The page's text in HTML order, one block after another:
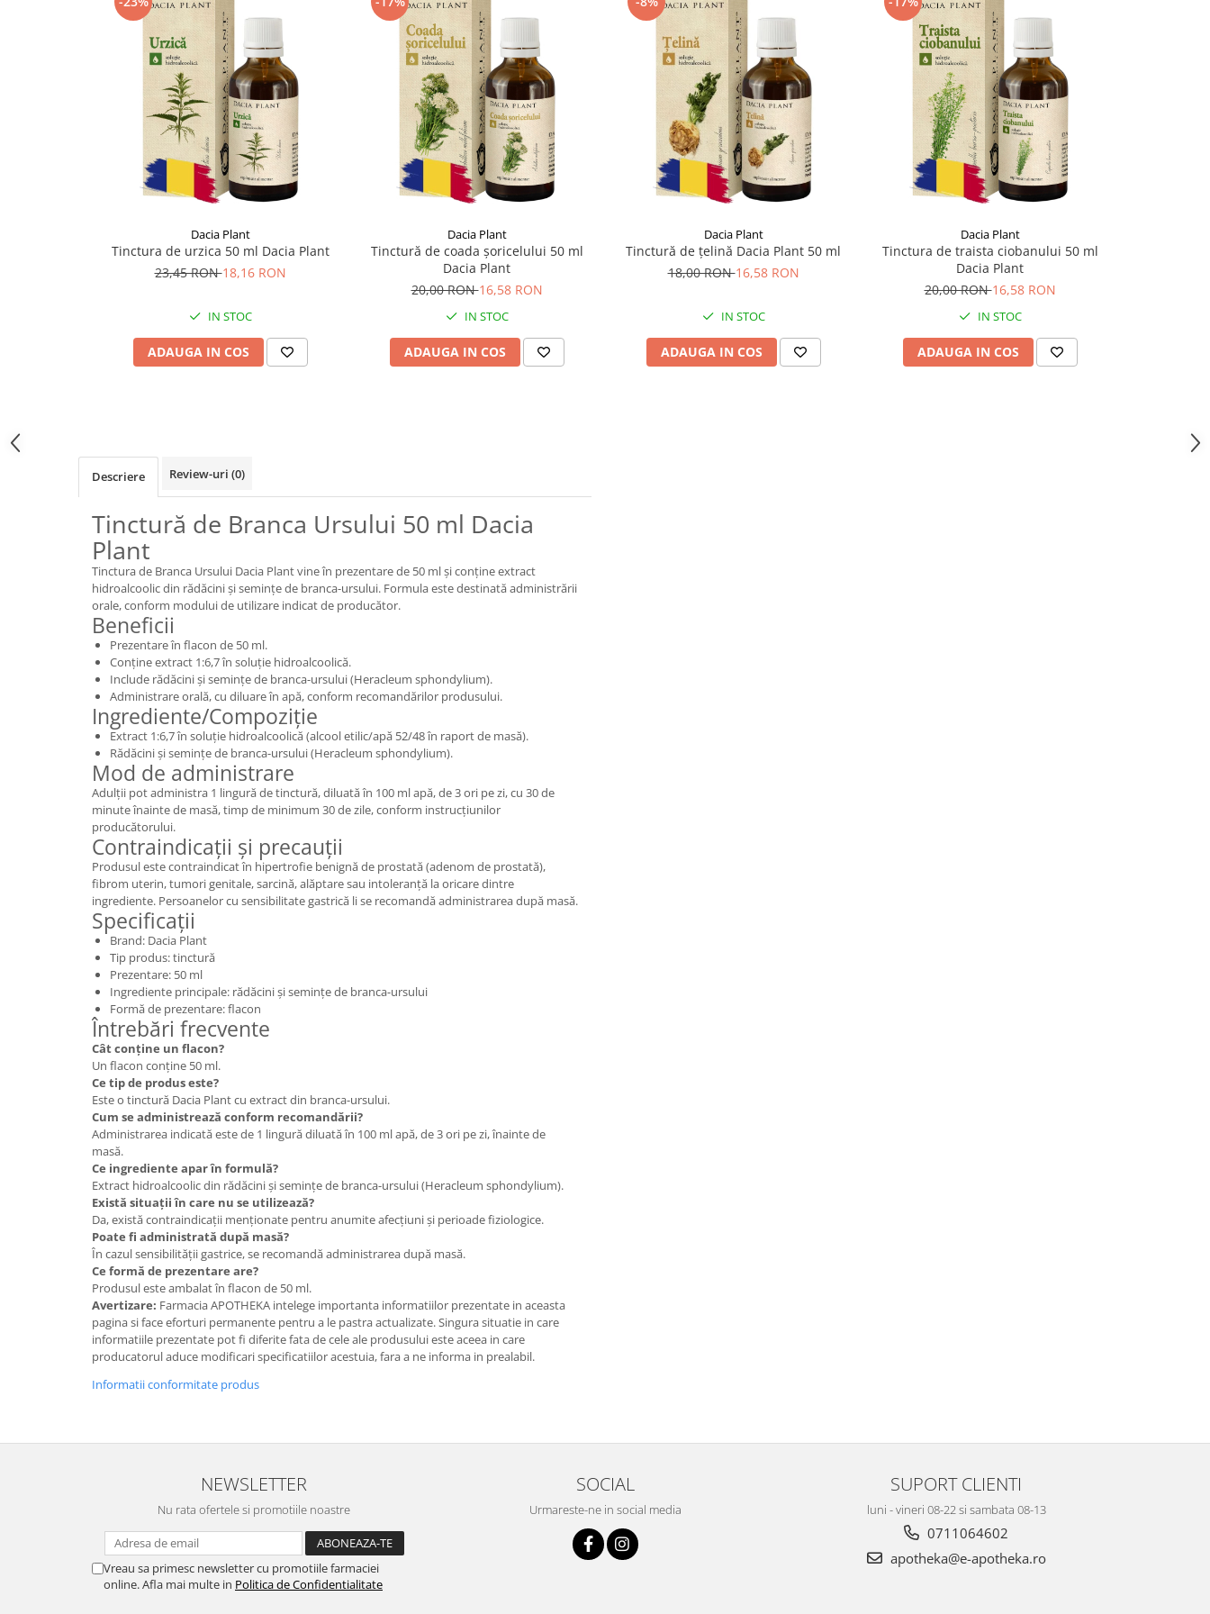
Supliment Vitamina D3
Dacia Plant
Tinctura de urzica 50 ml Dacia Plant
23,45 RON18,16 RON
IN STOC
ADAUGA IN COS
Dacia Plant
Tinctură de coada șoricelului 50 ml
Dacia Plant
20,00 RON16,58 RON
IN STOC
ADAUGA IN COS
Dacia Plant
Tinctură de țelină Dacia Plant 50 ml
18,00 RON16,58 RON
IN STOC
ADAUGA IN COS
Dacia Plant
Tinctura de traista ciobanului 50 ml
Dacia Plant
20,00 RON16,58 RON
IN STOC
ADAUGA IN COS
Descriere Review-uri (0)
Tinctură de Branca Ursului 50 ml Dacia
Plant
Tinctura de Branca Ursului Dacia Plant vine în prezentare de 50 ml și conține extract
hidroalcoolic din rădăcini și semințe de branca-ursului. Formula este destinată administrării
orale, conform modului de utilizare indicat de producător.
Beneficii
Prezentare în flacon de 50 ml.
Conține extract 1:6,7 în soluție hidroalcoolică.
Include rădăcini și semințe de branca-ursului (Heracleum sphondylium).
Administrare orală, cu diluare în apă, conform recomandărilor produsului.
Ingrediente/Compoziție
Extract 1:6,7 în soluție hidroalcoolică (alcool etilic/apă 52/48 în raport de masă).
Rădăcini și semințe de branca-ursului (Heracleum sphondylium).
Mod de administrare
Adulții pot administra 1 lingură de tinctură, diluată în 100 ml apă, de 3 ori pe zi, cu 30 de
minute înainte de masă, timp de minimum 30 de zile, conform instrucțiunilor
producătorului.
Contraindicații și precauții
Produsul este contraindicat în hipertrofie benignă de prostată (adenom de prostată),
fibrom uterin, tumori genitale, sarcină, alăptare sau intoleranță la oricare dintre
ingrediente. Persoanelor cu sensibilitate gastrică li se recomandă administrarea după masă.
Specificații
Brand: Dacia Plant
Tip produs: tinctură
Prezentare: 50 ml
Ingrediente principale: rădăcini și semințe de branca-ursului
Formă de prezentare: flacon
Întrebări frecvente
Cât conține un flacon?
Un flacon conține 50 ml.
Ce tip de produs este?
Este o tinctură Dacia Plant cu extract din branca-ursului.
Cum se administrează conform recomandării?
Administrarea indicată este de 1 lingură diluată în 100 ml apă, de 3 ori pe zi, înainte de
masă.
Ce ingrediente apar în formulă?
Extract hidroalcoolic din rădăcini și semințe de branca-ursului (Heracleum sphondylium).
Există situații în care nu se utilizează?
Da, există contraindicații menționate pentru anumite afecțiuni și perioade fiziologice.
Poate fi administrată după masă?
În cazul sensibilității gastrice, se recomandă administrarea după masă.
Ce formă de prezentare are?
Produsul este ambalat în flacon de 50 ml.
Avertizare: Farmacia APOTHEKA intelege importanta informatiilor prezentate in aceasta
pagina si face eforturi permanente pentru a le pastra actualizate. Singura situatie in care
informatiile prezentate pot fi diferite fata de cele ale produsului este aceea in care
producatorul aduce modificari specificatiilor acestuia, fara a ne informa in prealabil.
Informatii conformitate produs
NEWSLETTER
Nu rata ofertele si promotiile noastre
Vreau sa primesc newsletter cu promotiile farmaciei
online. Afla mai multe in Politica de Confidentialitate
SOCIAL
Urmareste-ne in social media
SUPORT CLIENTI
luni - vineri 08-22 si sambata 08-13
0711064602
apotheka@e-apotheka.ro